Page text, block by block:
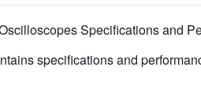
Specifications and
specifications and